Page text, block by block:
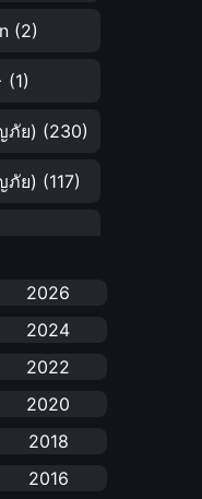
(2)
(1)
ภัย) (230)
ภัย) (117)
(11)
(88)
(72)
2026
2024
2022
2020
2018
2016